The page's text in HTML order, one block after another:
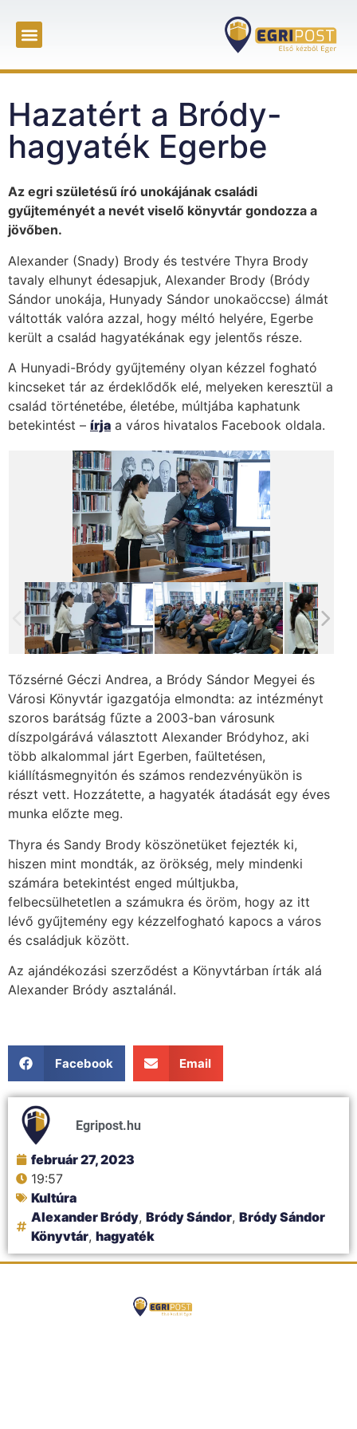
Hazatért a Bródy-
hagyaték Egerbe
Az egri születésű író unokájának családi
gyűjteményét a nevét viselő könyvtár gondozza a
jövőben.
Alexander (Snady) Brody és testvére Thyra Brody
tavaly elhunyt édesapjuk, Alexander Brody (Bródy
Sándor unokája, Hunyady Sándor unokaöccse) álmát
váltották valóra azzal, hogy méltó helyére, Egerbe
került a család hagyatékának egy jelentős része.
A Hunyadi-Bródy gyűjtemény olyan kézzel fogható
kincseket tár az érdeklődők elé, melyeken keresztül a
család történetébe, életébe, múltjába kaphatunk
betekintést – írja a város hivatalos Facebook oldala.
Tőzsérné Géczi Andrea, a Bródy Sándor Megyei és
Városi Könyvtár igazgatója elmondta: az intézményt
szoros barátság fűzte a 2003-ban városunk
díszpolgárává választott Alexander Bródyhoz, aki
több alkalommal járt Egerben, faültetésen,
kiállításmegnyitón és számos rendezvényükön is
részt vett. Hozzátette, a hagyaték átadását egy éves
munka előzte meg.
Thyra és Sandy Brody köszönetüket fejezték ki,
hiszen mint mondták, az örökség, mely mindenki
számára betekintést enged múltjukba,
felbecsülhetetlen a számukra és öröm, hogy az itt
lévő gyűjtemény egy kézzelfogható kapocs a város
és családjuk között.
Az ajándékozási szerződést a Könyvtárban írták alá
Alexander Bródy asztalánál.
Facebook Email
Egripost.hu
február 27, 2023
19:57
Kultúra
Alexander Bródy, Bródy Sándor, Bródy Sándor
Könyvtár, hagyaték